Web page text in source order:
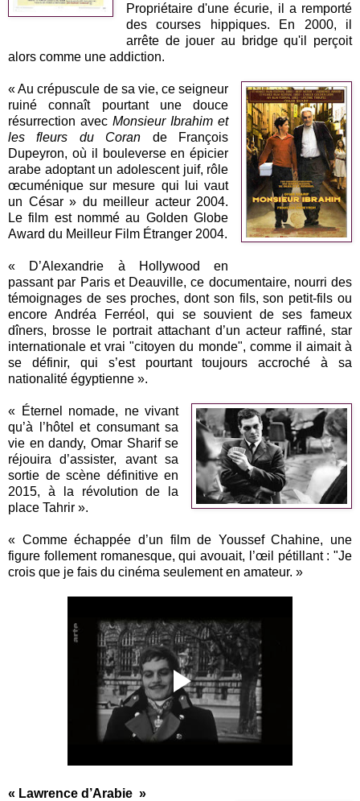
Propriétaire d'une écurie, il a remporté
des courses hippiques. En 2000, il
arrête de jouer au bridge qu'il perçoit
alors comme une addiction.
« Au crépuscule de sa vie, ce seigneur
ruiné connaît pourtant une douce
résurrection avecMonsieur Ibrahim et
les fleurs du Coran de François
Dupeyron, où il bouleverse en épicier
arabe adoptant un adolescent juif, rôle
œcuménique sur mesure qui lui vaut
un César » du meilleur acteur 2004.
Le film est nommé au Golden Globe
Award du Meilleur Film Étranger 2004.
« D’Alexandrie à Hollywood en
passant par Paris et Deauville, ce documentaire, nourri des
témoignages de ses proches, dont son fils, son petit-fils ou
encore Andréa Ferréol, qui se souvient de ses fameux
dîners, brosse le portrait attachant d’un acteur raffiné, star
internationale et vrai "citoyen du monde", comme il aimait à
se définir, qui s’est pourtant toujours accroché à sa
nationalité égyptienne ».
« Éternel nomade, ne vivant
qu’à l’hôtel et consumant sa
vie en dandy, Omar Sharif se
réjouira d’assister, avant sa
sortie de scène définitive en
2015, à la révolution de la
place Tahrir ».
« Comme échappée d’un film de Youssef Chahine, une
figure follement romanesque, qui avouait, l’œil pétillant : "Je
crois que je fais du cinéma seulement en amateur. »
« Lawrence d’Arabie »